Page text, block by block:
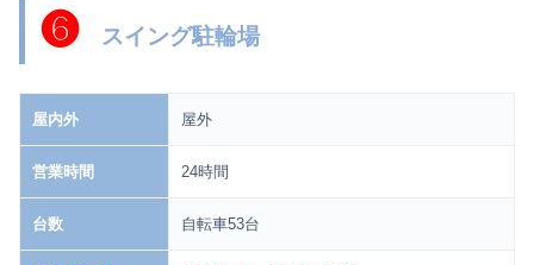
❻スイング駐輪場
屋内外 屋外
営業時間 24時間
台数 自転車53台